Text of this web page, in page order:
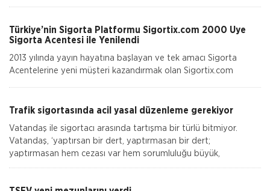
Türkiye’nin Sigorta Platformu Sigortix.com 2000 Üye
Sigorta Acentesi ile Yenilendi
2013 yılında yayın hayatına başlayan ve tek amacı Sigorta
Acentelerine yeni müşteri kazandırmak olan Sigortix.com
Trafik sigortasında acil yasal düzenleme gerekiyor
Vatandaş ile sigortacı arasında tartışma bir türlü bitmiyor.
Vatandaş, ‘yaptırsan bir dert, yaptırmasan bir dert;
yaptırmasan hem cezası var hem sorumluluğu büyük,